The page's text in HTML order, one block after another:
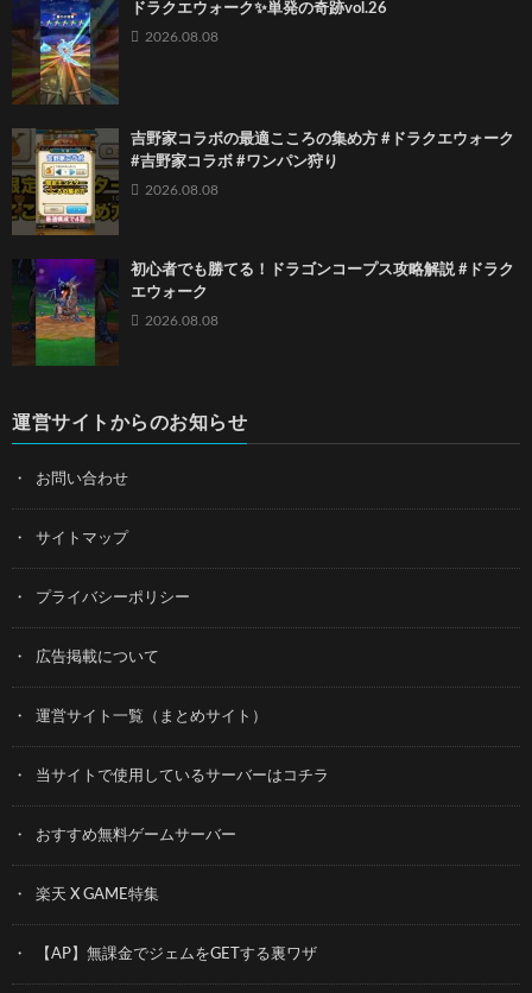
ドラクエウォーク✨単発の奇跡vol.26
2026.08.08
吉野家コラボの最適こころの集め方 #ドラクエウォーク
#吉野家コラボ #ワンパン狩り
2026.08.08
初心者でも勝てる！ドラゴンコープス攻略解説 #ドラク
エウォーク
2026.08.08
運営サイトからのお知らせ
お問い合わせ
サイトマップ
プライバシーポリシー
広告掲載について
運営サイト一覧（まとめサイト）
当サイトで使用しているサーバーはコチラ
おすすめ無料ゲームサーバー
楽天 X GAME特集
【AP】無課金でジェムをGETする裏ワザ